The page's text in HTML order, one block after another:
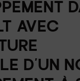
AVEC
D’UN